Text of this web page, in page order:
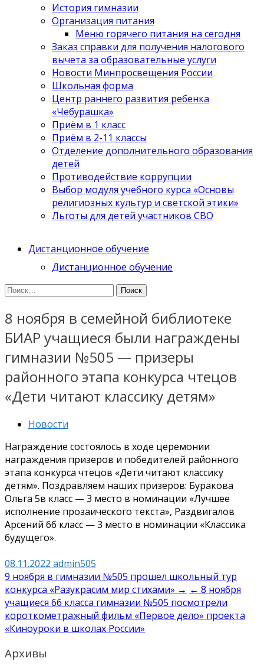
История гимназии
Организация питания
Меню горячего питания на сегодня
Заказ справки для получения налогового
вычета за образовательные услуги
Новости Минпросвещения России
Школьная форма
Центр раннего развития ребенка
«Чебурашка»
Приём в 1 класс
Приём в 2-11 классы
Отделение дополнительного образования
детей
Противодействие коррупции
Выбор модуля учебного курса «Основы
религиозных культур и светской этики»
Льготы для детей участников СВО
Дистанционное обучение
Дистанционное обучение
Найти:
8 ноября в семейной библиотеке
БИАР учащиеся были награждены
гимназии №505 — призеры
районного этапа конкурса чтецов
«Дети читают классику детям»
Новости
Награждение состоялось в ходе церемонии
награждения призеров и победителей районного
этапа конкурса чтецов «Дети читают классику
детям». Поздравляем наших призеров: Буракова
Ольга 5в класс — 3 место в номинации «Лучшее
исполнение прозаического текста», Раздвигалов
Арсений 6б класс — 3 место в номинации «Классика
будущего».
08.11.2022 admin505
Навигация
по
записям
9 ноября в гимназии №505 прошел школьный тур
конкурса «Разукрасим мир стихами» → ← 8 ноября
учащиеся 6б класса гимназии №505 посмотрели
короткометражный фильм «Первое дело» проекта
«Киноуроки в школах России»
Архивы